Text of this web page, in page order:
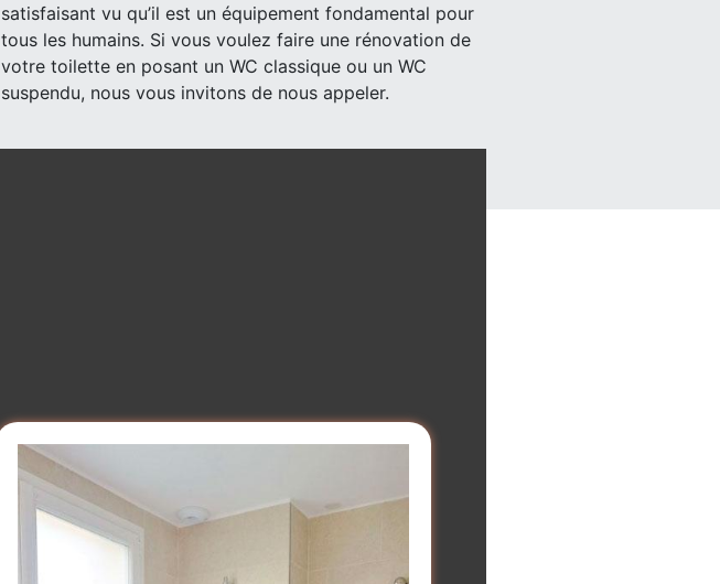
satisfaisant vu qu’il est un équipement fondamental pour
tous les humains. Si vous voulez faire une rénovation de
votre toilette en posant un WC classique ou un WC
suspendu, nous vous invitons de nous appeler.